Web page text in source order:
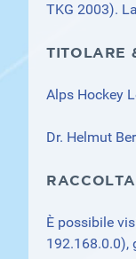
TKG 2003).
TITOLARE
Alps Hockey
Dr. Helmut
È possibile
192.168.0.0),